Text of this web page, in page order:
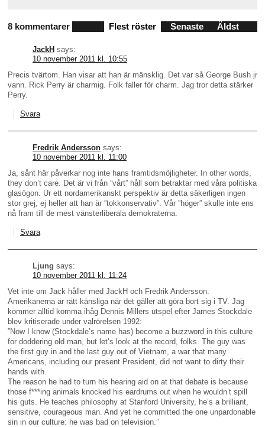
8 kommentarer Flest röster Senaste Äldst
JackH says:
10 november 2011 kl. 10:55
Precis tvärtom. Han visar att han är mänsklig. Det var så George Bush jr
vann. Rick Perry är charmig. Folk faller för charm. Jag tror detta stärker
Perry.
Svara
Fredrik Andersson says:
10 november 2011 kl. 11:00
Ja, sånt här påverkar nog inte hans framtidsmöjligheter. In other words,
they don’t care. Det är vi från ”vårt” håll som betraktar med våra politiska
glasögon. Ur ett nordamerikanskt perspektiv är detta säkerligen ingen
stor grej, ej heller att han är ”tokkonservativ”. Vår ”höger” skulle inte ens
nå fram till de mest vänsterliberala demokraterna.
Svara
Ljung says:
10 november 2011 kl. 11:24
Vet inte om Jack håller med JackH och Fredrik Andersson.
Amerikanerna är rätt känsliga när det gäller att göra bort sig i TV. Jag
kommer alltid komma ihåg Dennis Millers utspel efter James Stockdale
blev kritiserade under valrörelsen 1992:
”Now I know (Stockdale’s name has) become a buzzword in this culture
for doddering old man, but let’s look at the record, folks. The guy was
the first guy in and the last guy out of Vietnam, a war that many
Americans, including our present President, did not want to dirty their
hands with.
The reason he had to turn his hearing aid on at that debate is because
those f***ing animals knocked his eardrums out when he wouldn’t spill
his guts. He teaches philosophy at Stanford University, he’s a brilliant,
sensitive, courageous man. And yet he committed the one unpardonable
sin in our culture: he was bad on television.”